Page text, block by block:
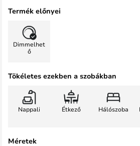
Termék előnyei
Dimmelhet
ő
Tökéletes ezekben a szobákban
Nappali Étkező Hálószoba
Méretek